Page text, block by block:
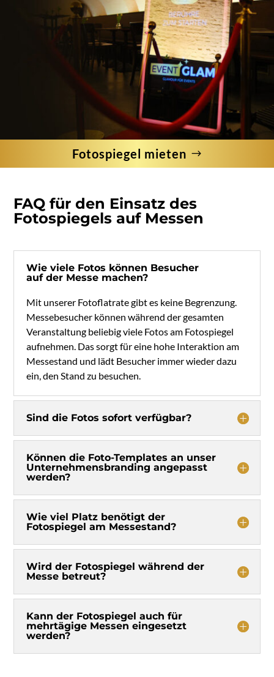
Fotospiegel mieten
FAQ für den Einsatz des
Fotospiegels auf Messen
Wie viele Fotos können Besucher
auf der Messe machen?
Mit unserer Fotoflatrate gibt es keine Begrenzung.
Messebesucher können während der gesamten
Veranstaltung beliebig viele Fotos am Fotospiegel
aufnehmen. Das sorgt für eine hohe Interaktion am
Messestand und lädt Besucher immer wieder dazu
ein, den Stand zu besuchen.
Sind die Fotos sofort verfügbar?
Können die Foto-Templates an unser
Unternehmensbranding angepasst
werden?
Wie viel Platz benötigt der
Fotospiegel am Messestand?
Wird der Fotospiegel während der
Messe betreut?
Kann der Fotospiegel auch für
mehrtägige Messen eingesetzt
werden?